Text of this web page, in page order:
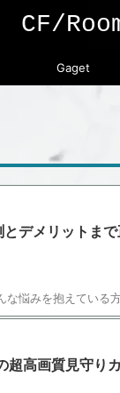
CF/
Gaget
デメリットまで
悩みを抱えている
高画質見守り